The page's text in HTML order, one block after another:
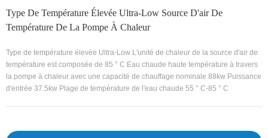
Type De Température Élevée Ultra-Low Source D'air De
Température De La Pompe À Chaleur
Type de température élevée Ultra-Low L'unité de chaleur de la source d'air de
température est composée de 85 ° C Eau chaude haute température à travers
la pompe à chaleur avec une capacité de chauffage nominale 88kw Puissance
d'entrée 37.5kw Plage de température de l'eau chaude 55 ° C-85 ° C